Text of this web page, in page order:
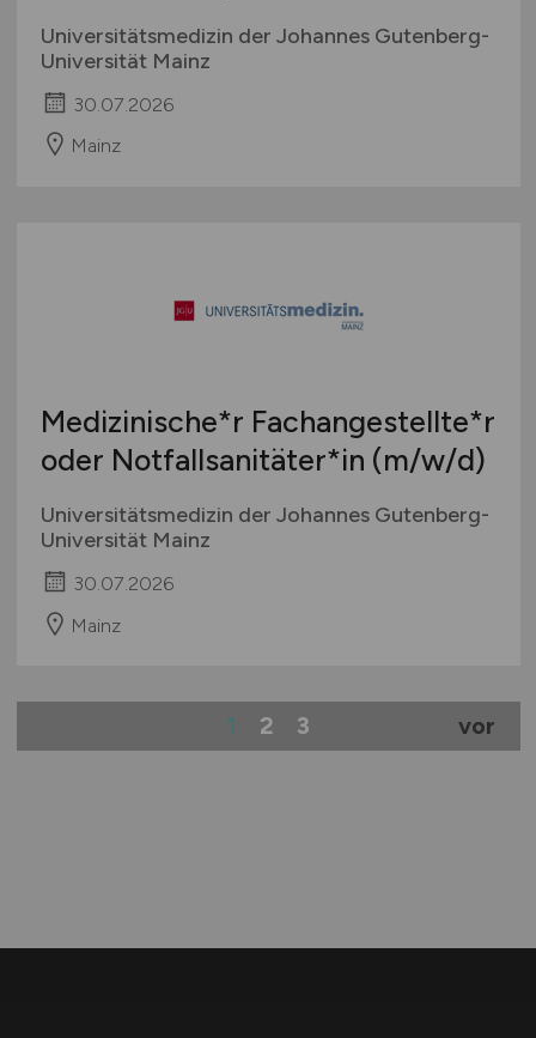
Universitätsmedizin der Johannes Gutenberg-
Universität Mainz
30.07.2026
Mainz
Medizinische*r Fachangestellte*r
oder Notfallsanitäter*in (m/w/d)
Universitätsmedizin der Johannes Gutenberg-
Universität Mainz
30.07.2026
Mainz
1 2 3 vor